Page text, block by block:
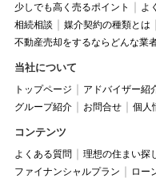
少しでも高く売るポイント
よ
相続相談
媒介契約の種類とは
不動産売却をするならどんな業
当社について
トップページ アドバイザー紹
グループ紹介
お問合せ 個人
コンテンツ
よくある質問 理想の住まい探
ファイナンシャルプラン
ロー